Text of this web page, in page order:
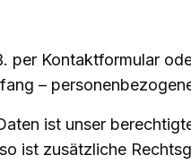
per Kontaktformular
–
ist unser
ist zusätzliche